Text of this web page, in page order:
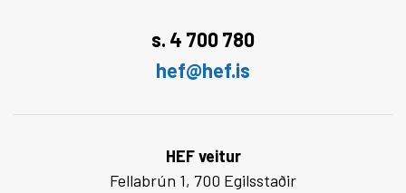
s. 4 700 780
hef@hef.is
HEF veitur
Fellabrún 1, 700 Egilsstaðir